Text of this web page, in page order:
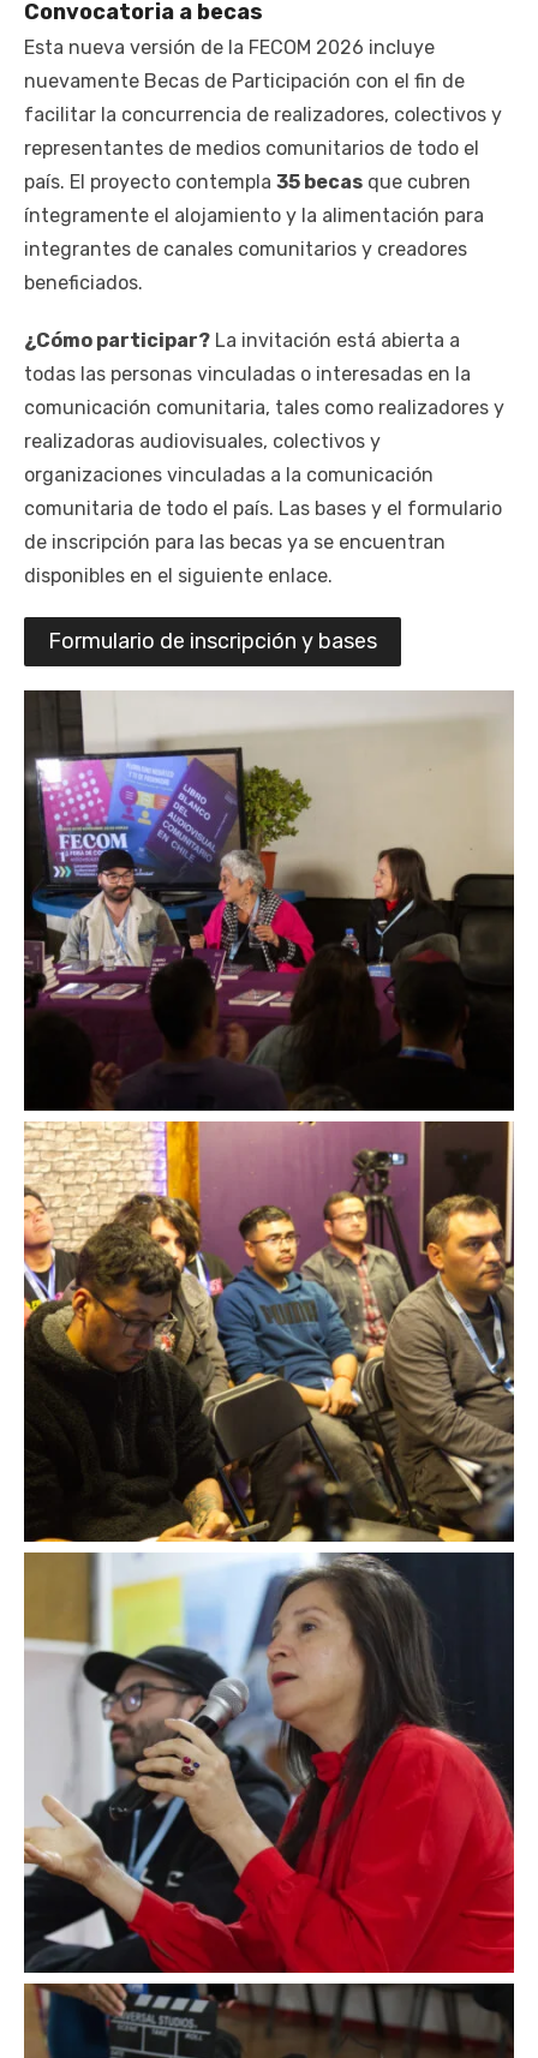
Convocatoria a becas
Esta nueva versión de la FECOM 2026 incluye
nuevamente Becas de Participación con el fin de
facilitar la concurrencia de realizadores, colectivos y
representantes de medios comunitarios de todo el
país. El proyecto contempla 35 becas que cubren
íntegramente el alojamiento y la alimentación para
integrantes de canales comunitarios y creadores
beneficiados.
¿Cómo participar? La invitación está abierta a
todas las personas vinculadas o interesadas en la
comunicación comunitaria, tales como realizadores y
realizadoras audiovisuales, colectivos y
organizaciones vinculadas a la comunicación
comunitaria de todo el país. Las bases y el formulario
de inscripción para las becas ya se encuentran
disponibles en el siguiente enlace.
Formulario de inscripción y bases